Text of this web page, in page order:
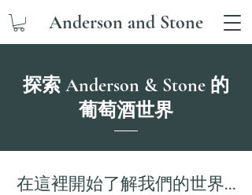
Anderson and Stone
探索 Anderson & Stone 的
葡萄酒世界
在這裡開始了解我們的世界...